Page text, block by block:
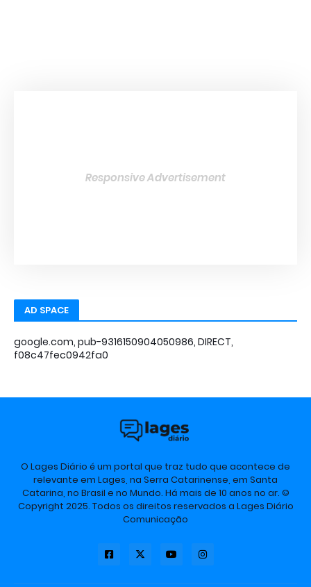
Responsive Advertisement
AD SPACE
google.com, pub-9316150904050986, DIRECT,
f08c47fec0942fa0
O Lages Diário é um portal que traz tudo que acontece de
relevante em Lages, na Serra Catarinense, em Santa
Catarina, no Brasil e no Mundo. Há mais de 10 anos no ar. ©
Copyright 2025. Todos os direitos reservados a Lages Diário
Comunicação